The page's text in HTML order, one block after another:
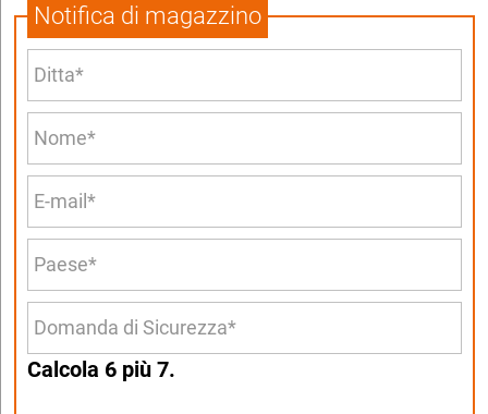
Notifica di magazzino
Calcola 6 più 7.